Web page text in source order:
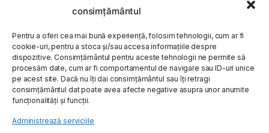
consimțământul
Pentru a oferi cea mai bună experiență, folosim tehnologii, cum ar fi
cookie-uri, pentru a stoca și/sau accesa informațiile despre
dispozitive. Consimțământul pentru aceste tehnologii ne permite să
procesăm date, cum ar fi comportamentul de navigare sau ID-uri unice
pe acest site. Dacă nu îți dai consimțământul sau îți retragi
consimțământul dat poate avea afecte negative asupra unor anumite
funcționalități și funcții.
Administrează serviciile
Customer Care
About Us